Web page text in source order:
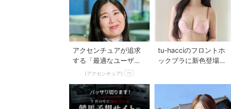
アクセンチュアが追求
する「最適なユーザー
接点」づくりの舞台裏
(アクセンチュア) PR
tu-hacciのフロントホ
ックブラに新色登場♡